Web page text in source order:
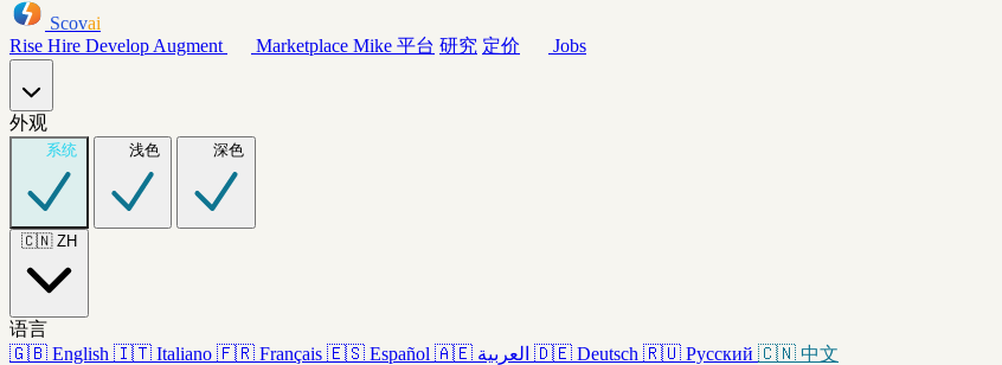
Scovai
Rise Hire Develop Augment Marketplace Mike 平台 研究 定价 Jobs
外观
系统 浅色 深色
🇨🇳 ZH
语言
🇬🇧 English 🇮🇹 Italiano 🇫🇷 Français 🇪🇸 Español 🇦🇪 العربية 🇩🇪 Deutsch 🇷🇺 Русский 🇨🇳 中文